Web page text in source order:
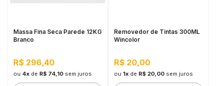
Massa Fina Seca Parede 12KG
Branco
R$ 296,40
ou 4xde R$ 74,10 sem juros
Removedor de Tintas 300ML
Wincolor
R$ 20,00
ou 1xde R$ 20,00 sem juros